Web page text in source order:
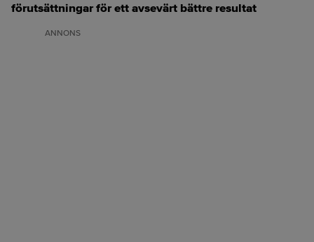
förutsättningar för ett avsevärt bättre resultat
ANNONS